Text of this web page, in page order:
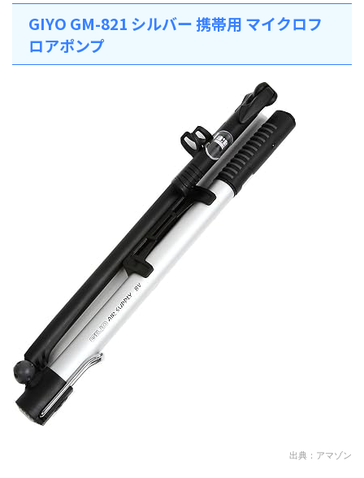
GIYO GM-821 シルバー 携帯用 マイクロフ
ロアポンプ
出典：アマゾン